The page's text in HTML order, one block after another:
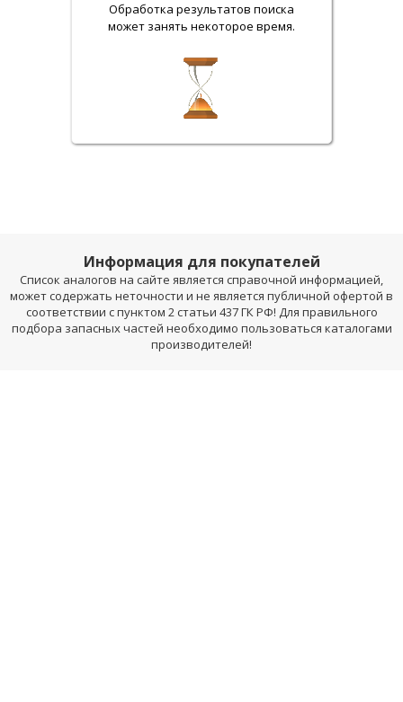
Обработка результатов поиска
может занять некоторое время.
Информация для покупателей
Список аналогов на сайте является справочной информацией,
может содержать неточности и не является публичной офертой в
соответствии с пунктом 2 статьи 437 ГК РФ! Для правильного
подбора запасных частей необходимо пользоваться каталогами
производителей!